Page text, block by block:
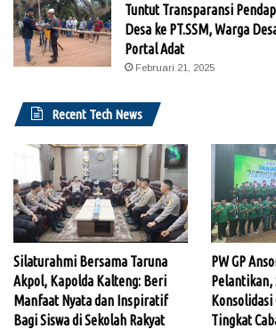
Tuntut Transparansi
Desa ke PT.SSM, Warga
Portal Adat
Februari 21, 2025
Recent Tech News
Silaturahmi Bersama Taruna
Akpol, Kapolda Kalteng: Beri
Manfaat Nyata dan Inspiratif
Bagi Siswa di Sekolah Rakyat
PW GP
Pelantikan,
Tingkat